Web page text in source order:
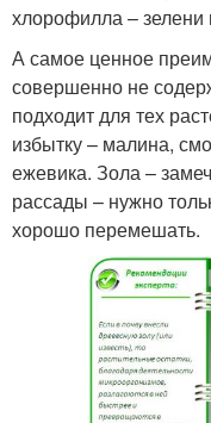
хлорофилла – зелени
А самое ценное
совершенно не
подходит для тех
избытку – малина,
ежевика. Зола –
рассады – нужно
хорошо перемешать.